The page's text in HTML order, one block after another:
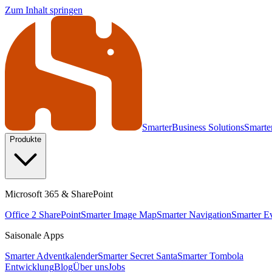
Zum Inhalt springen
SmarterBusiness Solutions
Produkte
Microsoft 365 & SharePoint
Office 2 SharePointSmarter Image MapSmarter NavigationSmarter
Saisonale Apps
Smarter AdventkalenderSmarter Secret SantaSmarter Tombola
EntwicklungBlogÜber unsJobs